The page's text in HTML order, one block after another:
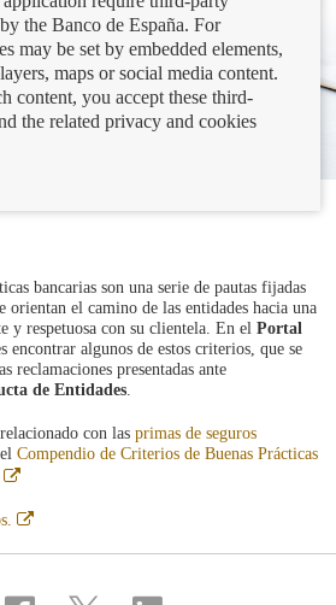
bancarias son una serie de pautas fijadas
orientan el camino de las entidades hacia una
y respetuosa con su clientela. En el Portal
encontrar algunos de estos criterios, que se
reclamaciones presentadas ante
de Entidades.
con las primas de seguros
Compendio de Criterios de Buenas Prácticas
Abre
ventana
nueva
Abre
ventana
the Banco de España. For
may be set by embedded elements,
maps or social media content.
content, you accept these third-
the related privacy and cookies